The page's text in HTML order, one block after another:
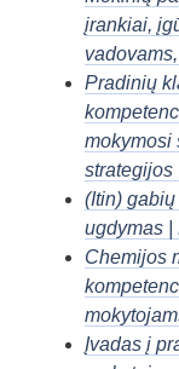
įrankiai,
Pradinių
mokymosi
strategijos
(Itin)
ugdymas |
Chemijos
Įvadas į